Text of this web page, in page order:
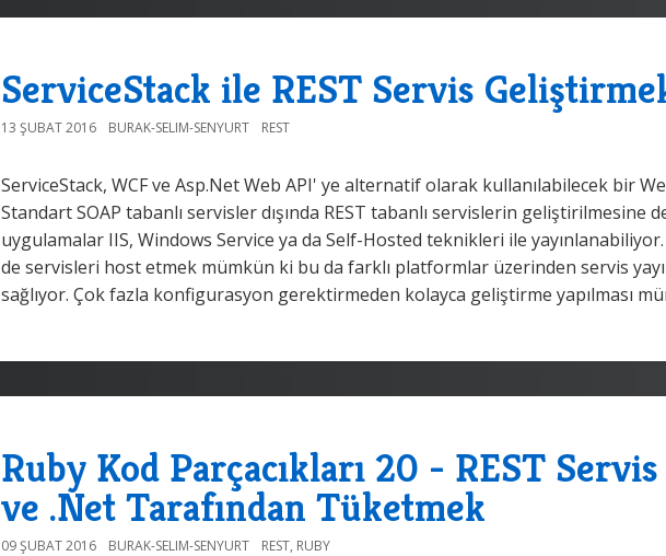
ServiceStack ile REST Servis
13 ŞUBAT 2016 BURAK-SELIM-SENYURT REST
ServiceStack, WCF ve Asp.Net Web API' ye alternatif olarak kullanılabilecek bir
Standart SOAP tabanlı servisler dışında REST tabanlı servislerin geliştirilmesine
uygulamalar IIS, Windows Service ya da Self-Hosted teknikleri ile
de servisleri host etmek mümkün ki bu da farklı platformlar üzerinden servis
sağlıyor. Çok fazla konfigurasyon gerektirmeden kolayca geliştirme yapılması
Ruby Kod Parçacıkları 20 - REST
ve .Net Tarafından Tüketmek
09 ŞUBAT 2016 BURAK-SELIM-SENYURT REST, RUBY